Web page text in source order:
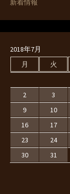
新着情報
2018年7月
月
火
2
3
9
10
16
17
23
24
30
31